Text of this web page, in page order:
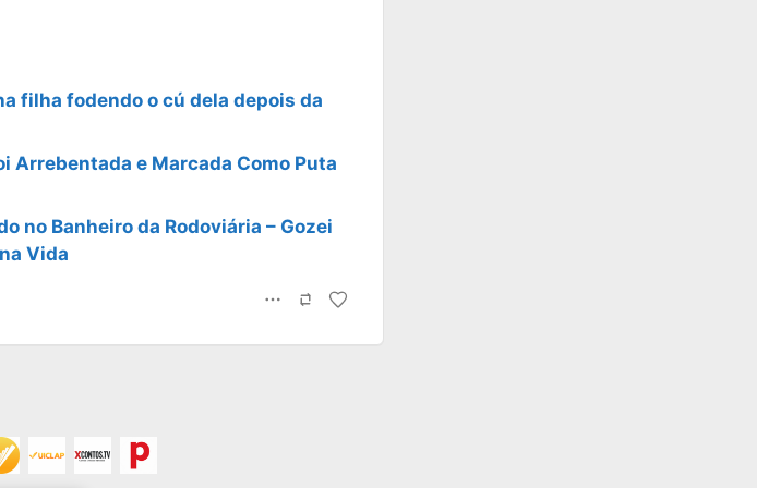
filha fodendo o cú dela depois da
Arrebentada e Marcada Como Puta
no Banheiro da Rodoviária – Gozei
Vida